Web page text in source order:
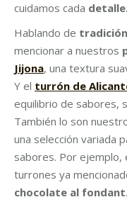
cuidamos cada
Hablando de tradición
mencionar a nuestros
Jijona, una textura
Y el turrón de
equilibrio de sabores,
También lo son
una selección variada
sabores. Por ejemplo,
turrones ya
chocolate al fondant